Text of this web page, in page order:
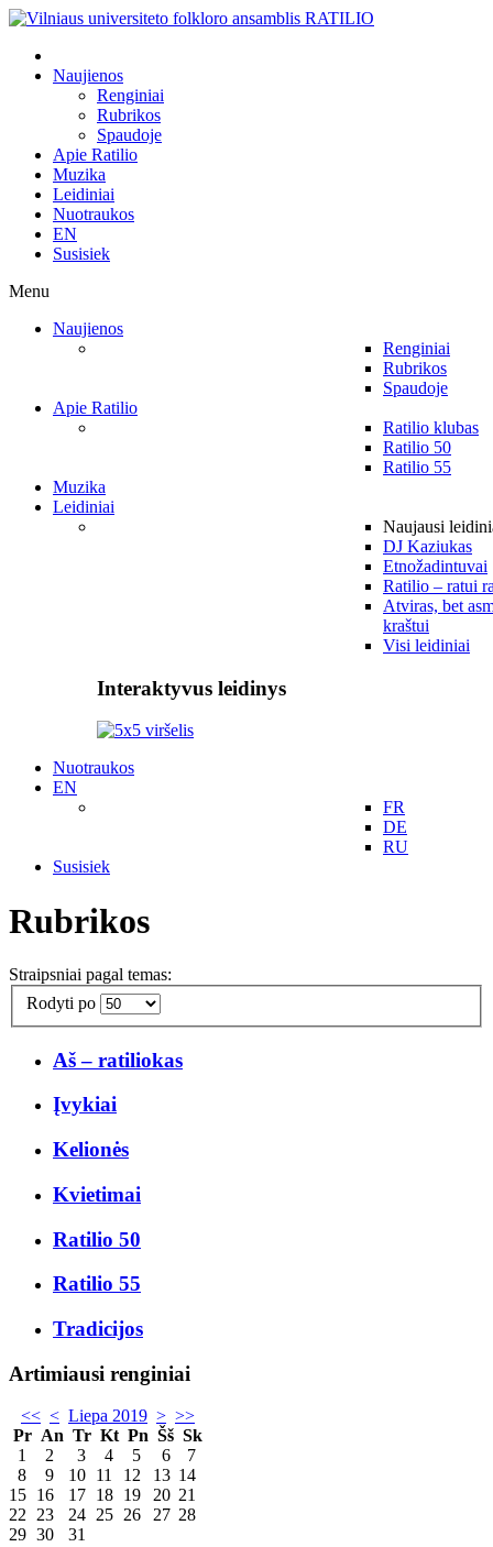
Naujienos
Renginiai
Rubrikos
Spaudoje
Apie Ratilio
Muzika
Leidiniai
Nuotraukos
EN
Susisiek
Menu
Naujienos
Renginiai
Rubrikos
Spaudoje
Apie Ratilio
Ratilio klubas
Ratilio 50
Ratilio 55
Muzika
Leidiniai
Naujausi
DJ Kaziukas
Etnožadintuvai
Ratilio – ratui
Atviras, bet
kraštui
Visi leidiniai
Interaktyvus leidinys
Nuotraukos
EN
FR
DE
RU
Susisiek
Rubrikos
Straipsniai pagal temas:
Rodyti po
Aš – ratiliokas
Įvykiai
Kelionės
Kvietimai
Ratilio 50
Ratilio 55
Tradicijos
Artimiausi renginiai
<< < Liepa 2019 > >>
Pr An Tr Kt Pn Šš Sk
1
2 3 4 5 6
7
8
9 10 11 12 13 14
15 16 17 18 19 20 21
22
23 24 25 26 27 28
29 30 31